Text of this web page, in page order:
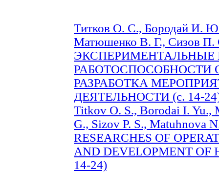
Титков О. С., Бородай И.
Матюшенко В. Г., Сизов
РАБОТОСПОСОБНОСТИ
РАЗРАБОТКА
ДЕЯТЕЛЬНОСТИ (с. 14-
Titkov O. S., Borodai I. Yu.,
G., Sizov P. S., Matuhnova
RESEARCHES OF
AND DEVELOPMENT OF
14-24)